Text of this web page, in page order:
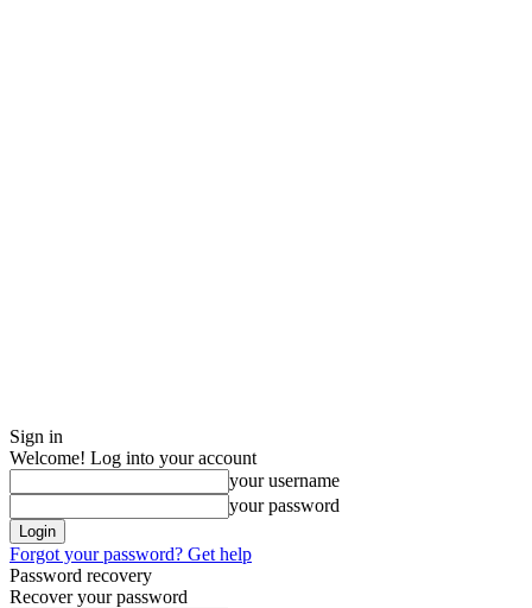
Sign in
Welcome! Log into your account
your username
your password
Forgot your password? Get help
Password recovery
Recover your password